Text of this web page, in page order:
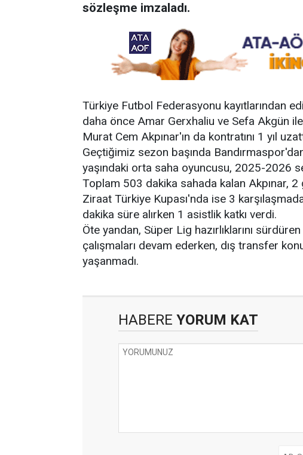
sözleşme imzaladı.
Türkiye Futbol Federasyonu kayıtlarından
daha önce Amar Gerxhaliu ve Sefa Akgün
Murat Cem Akpınar'ın da kontratını 1 yıl
Geçtiğimiz sezon başında
yaşındaki orta saha oyuncusu, 2025-2026
Toplam 503 dakika sahada kalan Akpınar,
Ziraat Türkiye Kupası'nda ise 3
dakika süre alırken 1 asistlik katkı verdi.
Öte yandan, Süper Lig hazırlıklarını
çalışmaları devam ederken, dış transfer
yaşanmadı.
HABERE YORUM KAT